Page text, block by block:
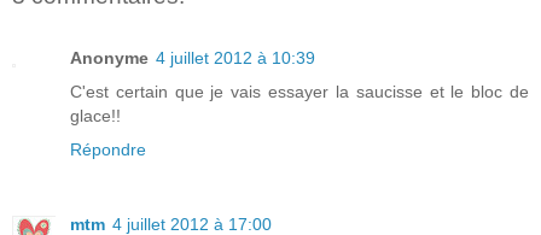
Anonyme 4 juillet 2012 à 10:39
C'est certain que je vais essayer la saucisse et le bloc de
glace!!
Répondre
mtm 4 juillet 2012 à 17:00